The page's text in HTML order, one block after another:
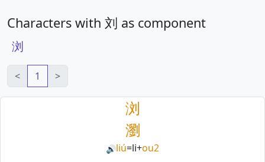
Characters with 刘 as component
浏
< 1 >
浏
瀏
🔊liú=li+ou2